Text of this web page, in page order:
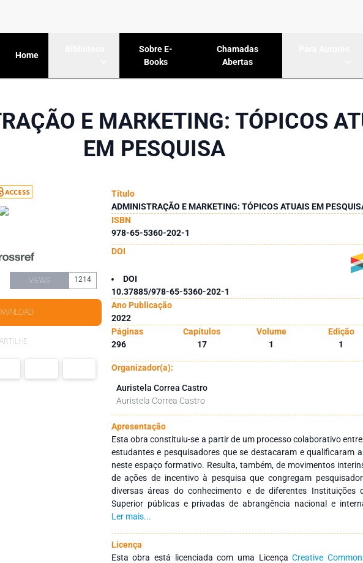
Home
Sobre E-
Books
Chamadas
Abertas
E MARKETING: TÓPICOS
EM PESQUISA
VIEWS 1214
Título
ADMINISTRAÇÃO E MARKETING: TÓPICOS ATUAIS EM
ISBN
978-65-5360-202-1
DOI
DOI
10.37885/978-65-5360-202-1
Ano Publicação
2022
Páginas
Capítulos Volume
Edição
296
17 1 1
Organizador(a):
Auristela Correa Castro
Auristela Correa Castro
Apresentação
Esta obra constituiu-se a partir de um processo colaborativo
estudantes e pesquisadores que se destacaram e qualificaram
neste espaço formativo. Resulta, também, de movimentos
de ações de incentivo à pesquisa que congregam
diversas áreas do conhecimento e de diferentes Instituições
Superior públicas e privadas de abrangência nacional e
como objetivo integrar ações interinstitucionais nacionais e
dos profissionais da educação, por meio da produção e
conhecimentos das diversas áreas do Saberes. Agradecemos
Ler mais...
Licença
Esta obra está licenciada com uma LicençaCreative